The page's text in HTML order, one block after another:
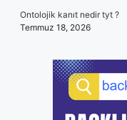
Ontolojik kanıt nedir tyt ?
Temmuz 18, 2026